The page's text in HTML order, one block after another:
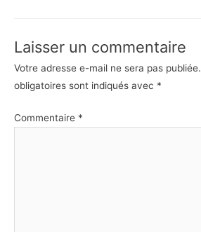
Laisser un commentaire
Votre adresse e-mail ne sera pas publiée.
obligatoires sont indiqués avec *
Commentaire *